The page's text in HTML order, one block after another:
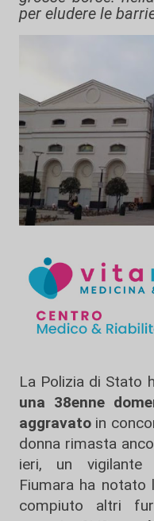
per eludere le
La Polizia di Stato
una 38enne
aggravato in
donna rimasta
ieri, un vigilante
Fiumara ha notato
compiuto altri